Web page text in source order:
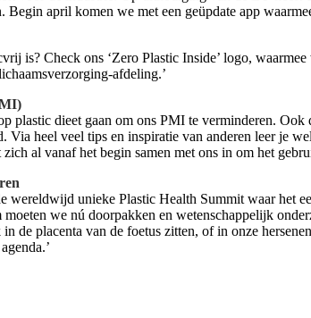
Begin april komen we met een geüpdate app
is? Check ons ‘Zero Plastic Inside’ logo,
afdeling.’
plastic dieet gaan om ons PMI te verminderen.
Via heel veel tips en inspiratie van anderen leer je
al vanaf het begin samen met ons in om het
wereldwijd unieke Plastic Health Summit waar het
we nú doorpakken en wetenschappelijk
de placenta van de foetus zitten, of in onze